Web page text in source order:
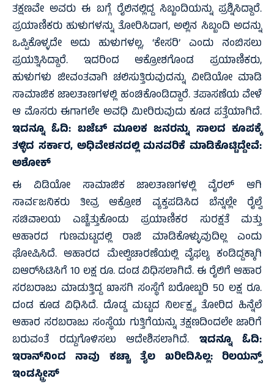
ತಕ್ಷಣವೇ ಅವರು ಈ ಬಗ್ಗೆ ರೈಲಿನಲ್ಲಿದ್ದ ಸಿಬ್ಬಂದಿಯನ್ನು ಪ್ರಶ್ನಿಸಿದ್ದಾರೆ.
ಪ್ರಯಾಣಿಕರು ಹುಳುಗಳನ್ನು ತೋರಿಸಿದಾಗ, ಅಲ್ಲಿನ ಸಿಬ್ಬಂದಿ ಅದನ್ನು
ಒಪ್ಪಿಕೊಳ್ಳದೇ ಅದು ಹುಳುಗಳಲ್ಲ, ‘ಕೇಸರಿ’ ಎಂದು ನಂಬಿಸಲು
ಪ್ರಯತ್ನಿಸಿದ್ದಾರೆ. ಇದರಿಂದ ಆಕ್ರೋಶಗೊಂಡ ಪ್ರಯಾಣಿಕರು,
ಹುಳುಗಳು ಜೀವಂತವಾಗಿ ಚಲಿಸುತ್ತಿರುವುದನ್ನು ವೀಡಿಯೋ ಮಾಡಿ
ಸಾಮಾಜಿಕ ಜಾಲತಾಣಗಳಲ್ಲಿ ಹಂಚಿಕೊಂಡಿದ್ದಾರೆ. ತಪಾಸಣೆಯ ವೇಳೆ
ಆ ಮೊಸರು ಈಗಾಗಲೇ ಅವಧಿ ಮೀರಿರುವುದು ಕೂಡ ಪತ್ತೆಯಾಗಿದೆ.
ಇದನ್ನೂ ಓದಿ: ಬಜೆಟ್ ಮೂಲಕ ಜನರನ್ನು ಸಾಲದ ಕೂಪಕ್ಕೆ
ತಳ್ಳಿದ ಸರ್ಕಾರ, ಅಧಿವೇಶನದಲ್ಲಿ ಮನವರಿಕೆ ಮಾಡಿಕೊಟ್ಟಿದ್ದೇವೆ:
ಅಶೋಕ್
ಈ ವಿಡಿಯೋ ಸಾಮಾಜಿಕ ಜಾಲತಾಣಗಳಲ್ಲಿ ವೈರಲ್ ಆಗಿ
ಸಾರ್ವಜನಿಕರು ತೀವ್ರ ಆಕ್ರೋಶ ವ್ಯಕ್ತಪಡಿಸಿದ ಬೆನ್ನಲ್ಲೇ ರೈಲ್ವೆ
ಸಚಿವಾಲಯ ಎಚ್ಚೆತ್ತುಕೊಂಡು ಪ್ರಯಾಣಿಕರ ಸುರಕ್ಷತೆ ಮತ್ತು
ಆಹಾರದ ಗುಣಮಟ್ಟದಲ್ಲಿ ರಾಜಿ ಮಾಡಿಕೊಳ್ಳುವುದಿಲ್ಲ ಎಂದು
ಘೋಷಿಸಿದೆ. ಆಹಾರದ ಮೇಲ್ವಿಚಾರಣೆಯಲ್ಲಿ ವೈಫಲ್ಯ ಕಂಡಿದ್ದಕ್ಕಾಗಿ
ಐಆರ್‌ಸಿಟಿಸಿಗೆ 10 ಲಕ್ಷ ರೂ. ದಂಡ ವಿಧಿಸಲಾಗಿದೆ. ಈ ರೈಲಿಗೆ ಆಹಾರ
ಸರಬರಾಜು ಮಾಡುತ್ತಿದ್ದ ಖಾಸಗಿ ಸಂಸ್ಥೆಗೆ ಬರೋಬ್ಬರಿ 50 ಲಕ್ಷ ರೂ.
ದಂಡ ಕೂಡ ವಿಧಿಸಿದೆ. ದೊಡ್ಡ ಮಟ್ಟದ ನಿರ್ಲಕ್ಷ್ಯ ತೋರಿದ ಹಿನ್ನೆಲೆ
ಆಹಾರ ಸರಬರಾಜು ಸಂಸ್ಥೆಯ ಗುತ್ತಿಗೆಯನ್ನು ತಕ್ಷಣದಿಂದಲೇ ಜಾರಿಗೆ
ಬರುವಂತೆ ರದ್ದುಗೊಳಿಸಲು ಆದೇಶಿಸಲಾಗಿದೆ. ಇದನ್ನೂ ಓದಿ:
ಇರಾನ್‌ನಿಂದ ನಾವು ಕಚ್ಚಾ ತೈಲ ಖರೀದಿಸಿಲ್ಲ: ರಿಲಯನ್ಸ್‌
ಇಂಡಸ್ಟ್ರೀಸ್‌